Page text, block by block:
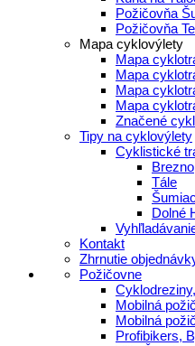
Požičovňa
Požičovňa
Mapa cyklovýlety
Mapa
Mapa
Mapa
Mapa
Značené
Tipy na cyklovýlety
Cyklistické
Brezno
Tále
Šumiac
Dolné
Kontakt
Zhrnutie
Požičovne
Mobilná
Mobilná
Profibikers,